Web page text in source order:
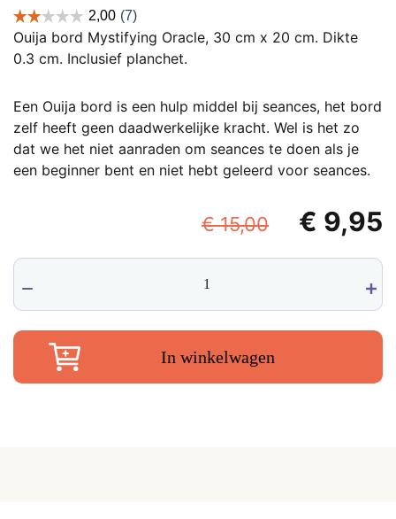
Ouija bord Mystifying Oracle, 30 cm x 20 cm. Dikte
0.3 cm. Inclusief planchet.
Een Ouija bord is een hulp middel bij seances, het bord
zelf heeft geen daadwerkelijke kracht. Wel is het zo
dat we het niet aanraden om seances te doen als je
een beginner bent en niet hebt geleerd voor seances.
€15,00
€ 15,00.
€ 9,95
Ouija
bord
Mystifying
Oracle,
cm
In winkelwagen